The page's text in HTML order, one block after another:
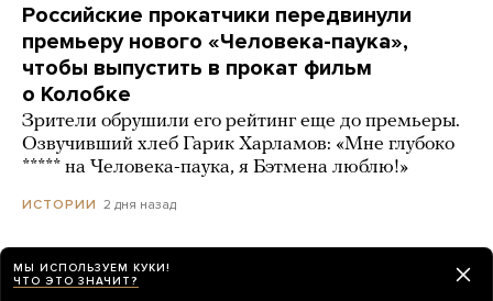
Российские прокатчики передвинули
премьеру нового «Человека-паука»,
чтобы выпустить в прокат фильм
о Колобке
Зрители обрушили его рейтинг еще до премьеры.
Озвучивший хлеб Гарик Харламов: «Мне глубоко
***** на Человека-паука, я Бэтмена люблю!»
ИСТОРИИ 2 дня назад
МЫ ИСПОЛЬЗУЕМ КУКИ!
ЧТО ЭТО ЗНАЧИТ?